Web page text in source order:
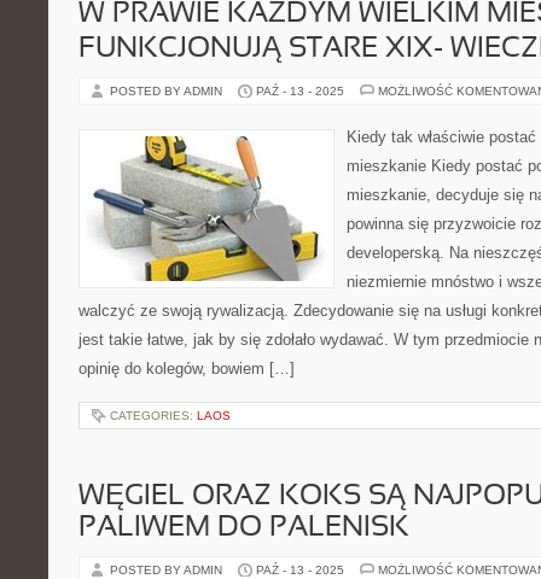
W PRAWIE KAŻDYM WIELKIM
FUNKCJONUJĄ STARE XIX-
POSTED BY ADMIN PAŹ - 13 - 2025 MOŻLIWOŚĆ
Kiedy tak właściwie
mieszkanie Kiedy postać
mieszkanie, decyduje się
powinna się przyzwoicie
developerską. Na
niezmiernie mnóstwo i
walczyć ze swoją rywalizacją. Zdecydowanie się na usługi
jest takie łatwe, jak by się zdołało wydawać. W tym przedmiocie
opinię do kolegów, bowiem […]
CATEGORIES: LAOS
WĘGIEL ORAZ KOKS SĄ
PALIWEM DO PALENISK
POSTED BY ADMIN PAŹ - 13 - 2025 MOŻLIWOŚĆ